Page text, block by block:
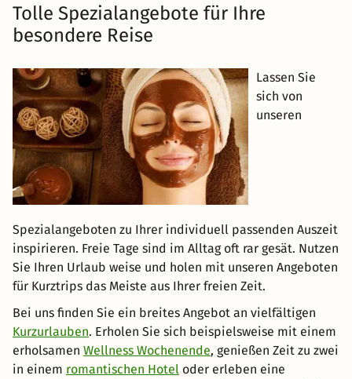
Tolle Spezialangebote für Ihre
besondere Reise
Lassen Sie
sich von
unseren
Spezialangeboten zu Ihrer individuell passenden Auszeit
inspirieren. Freie Tage sind im Alltag oft rar gesät. Nutzen
Sie Ihren Urlaub weise und holen mit unseren Angeboten
für Kurztrips das Meiste aus Ihrer freien Zeit.
Bei uns finden Sie ein breites Angebot an vielfältigen
Kurzurlauben. Erholen Sie sich beispielsweise mit einem
erholsamen Wellness Wochenende, genießen Zeit zu zwei
in einem romantischen Hotel oder erleben eine